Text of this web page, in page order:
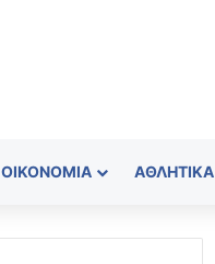
ΟΙΚΟΝΟΜΊΑ ΑΘΛΗΤΙΚΆ